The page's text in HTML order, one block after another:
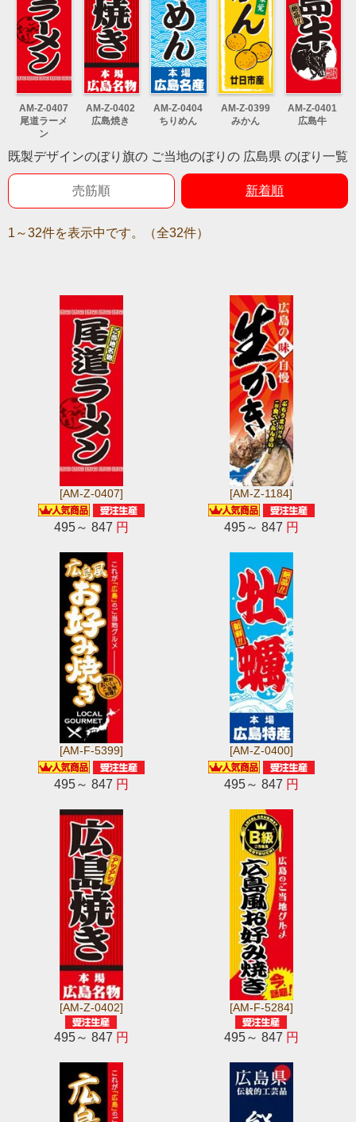
AM-Z-0407
尾道ラーメ
ン
AM-Z-0402
広島焼き
AM-Z-0404
ちりめん
AM-Z-0399
みかん
AM-Z-0401
広島牛
既製デザインのぼり旗の ご当地のぼりの 広島県 のぼり一覧
売筋順 新着順
1～32件を表示中です。（全32件）
[AM-Z-0407]
495～ 847 円
[AM-Z-1184]
495～ 847 円
[AM-F-5399]
495～ 847 円
[AM-Z-0400]
495～ 847 円
[AM-Z-0402]
495～ 847 円
[AM-F-5284]
495～ 847 円